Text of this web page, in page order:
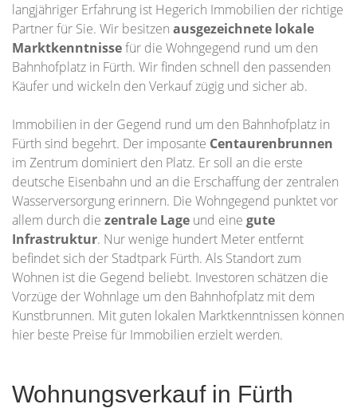
langjähriger Erfahrung ist Hegerich Immobilien der richtige
Partner für Sie. Wir besitzen ausgezeichnete lokale
Marktkenntnissefür die Wohngegend rund um den
Bahnhofplatz in Fürth. Wir finden schnell den passenden
Käufer und wickeln den Verkauf zügig und sicher ab.
Immobilien in der Gegend rund um den Bahnhofplatz in
Fürth sind begehrt. Der imposante Centaurenbrunnen
im Zentrum dominiert den Platz. Er soll an die erste
deutsche Eisenbahn und an die Erschaffung der zentralen
Wasserversorgung erinnern. Die Wohngegend punktet vor
allem durch die zentrale Lage und eine gute
Infrastruktur. Nur wenige hundert Meter entfernt
befindet sich der Stadtpark Fürth. Als Standort zum
Wohnen ist die Gegend beliebt. Investoren schätzen die
Vorzüge der Wohnlage um den Bahnhofplatz mit dem
Kunstbrunnen. Mit guten lokalen Marktkenntnissen können
hier beste Preise für Immobilien erzielt werden.
Wohnungsverkauf in Fürth